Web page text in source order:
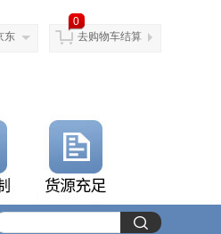
东
0
去购物车结算